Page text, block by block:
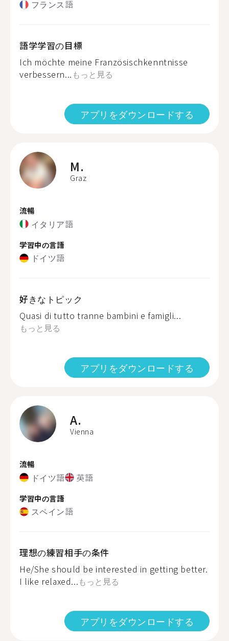
フランス語
語学学習の目標
Ich möchte meine Französischkenntnisse
verbessern... もっと見る
アプリをダウンロードする
M.
Graz
流暢
イタリア語
学習中の言語
ドイツ語
好きなトピック
Quasi di tutto tranne bambini e famigli...
もっと見る
アプリをダウンロードする
A.
Vienna
流暢
ドイツ語 英語
学習中の言語
スペイン語
理想の練習相手の条件
He/She should be interested in getting better.
I like relaxed...もっと見る
アプリをダウンロードする